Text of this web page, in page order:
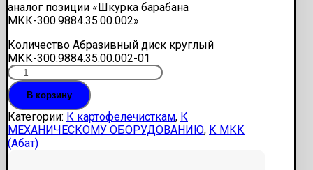
аналог позиции «Шкурка барабана
МКК-300.9884.35.00.002»
Количество Абразивный диск круглый
МКК-300.9884.35.00.002-01
В корзину
Категории: К картофелечисткам, К
МЕХАНИЧЕСКОМУ ОБОРУДОВАНИЮ, К МКК
(Абат)